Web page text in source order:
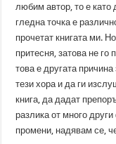
любим автор, то е
гледна точка е
прочетат книгата ми.
притесня, затова не
това е другата
тези хора и да ги
книга, да дадат
разлика от много
промени, надявам се,